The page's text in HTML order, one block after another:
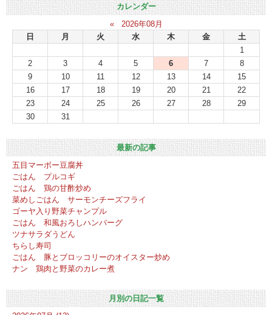
カレンダー
«
2026年08月
日
月 火 水 木 金
土
1
2
3 4 5 6 7
8
9
10 11 12 13 14
15
16
17 18 19 20 21
22
23
24 25 26 27 28
29
30
31
最新の記事
五目マーボー豆腐丼
ごはん プルコギ
ごはん 鶏の甘酢炒め
菜めしごはん サーモンチーズフライ
ゴーヤ入り野菜チャンプル
ごはん 和風おろしハンバーグ
ツナサラダうどん
ちらし寿司
ごはん 豚とブロッコリーのオイスター炒め
ナン 鶏肉と野菜のカレー煮
月別の日記一覧